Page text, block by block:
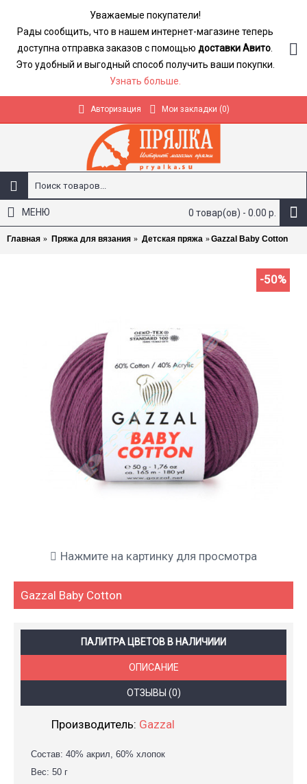
Уважаемые покупатели!
Рады сообщить, что в нашем интернет-магазине теперь
доступна отправка заказов с помощью доставки Авито
Это удобный и выгодный способ получить ваши покупки.
Узнать больше.
Авторизация Мои закладки (0)
0 товар(ов) - 0.00 р.
МЕНЮ
Главная Пряжа для вязания Детская пряжа Gazzal Baby Cotton
-50%
Нажмите на картинку для просмотра
Gazzal Baby Cotton
ПАЛИТРА ЦВЕТОВ В НАЛИЧИИИ
ОПИСАНИЕ
ОТЗЫВЫ (0)
Производитель: Gazzal
Состав: 40% акрил, 60% хлопок
Вес: 50 г